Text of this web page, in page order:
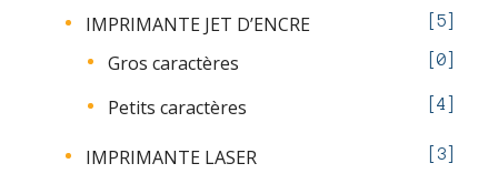
IMPRIMANTE JET D’ENCRE 5
Gros caractères 0
Petits caractères 4
IMPRIMANTE LASER 3